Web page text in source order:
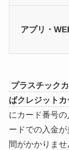
アプリ・
プラスチック
ばクレジット
にカード番号
ードでの入金
間がかかりませ